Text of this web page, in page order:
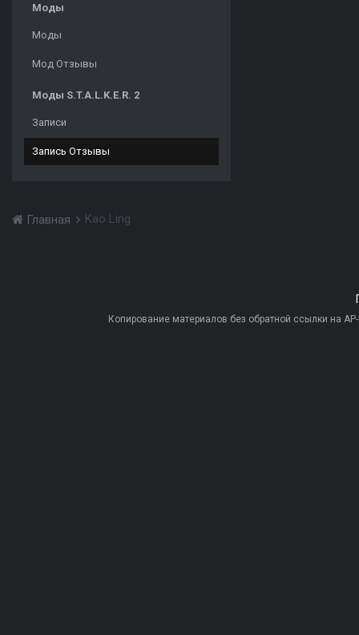
Моды
Моды
Мод Отзывы
Моды S.T.A.L.K.E.R. 2
Записи
Запись Отзывы
Главная Kao Ling
Копирование материалов без обратной ссылки на